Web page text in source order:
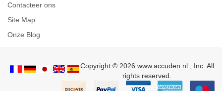
Contacteer ons
Site Map
Onze Blog
Copyright © 2026 www.accuden.nl , Inc. All
rights reserved.